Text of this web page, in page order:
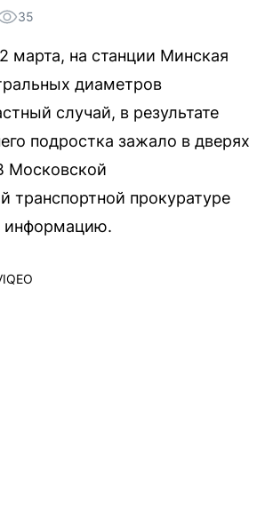
35
марта, на станции Минская
диаметров
случай, в результате
подростка зажало в дверях
Московской
транспортной прокуратуре
информацию.